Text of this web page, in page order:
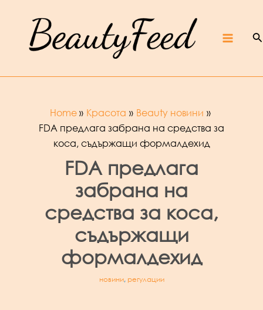
content
Menu
Home Красота
Beauty новини
FDA предлага забрана на средства за
коса, съдържащи формалдехид
FDA предлага
забрана на
средства за коса,
съдържащи
формалдехид
новини, регулации